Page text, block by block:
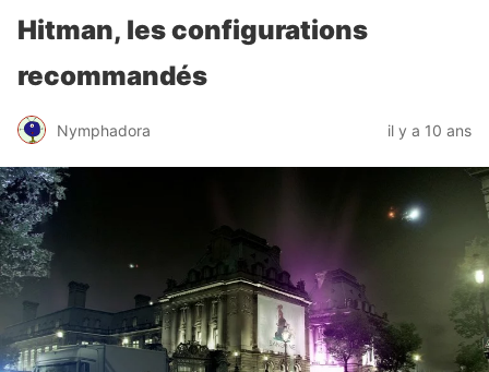
Hitman, les configurations
recommandés
Nymphadora il y a 10 ans